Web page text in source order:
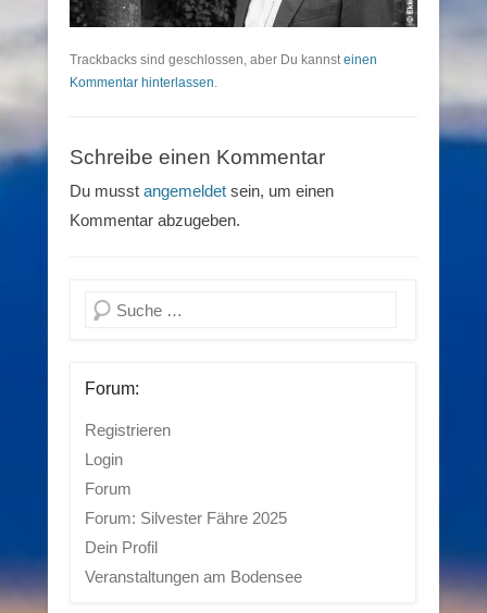
Trackbacks sind geschlossen, aber Du kannsteinen
Kommentar hinterlassen.
Schreibe einen Kommentar
Du musst angemeldet sein, um einen
Kommentar abzugeben.
Suchen
Forum:
Registrieren
Login
Forum
Forum: Silvester Fähre 2025
Dein Profil
Veranstaltungen am Bodensee